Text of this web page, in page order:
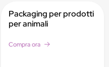
Packaging per prodotti
per animali
Compra ora